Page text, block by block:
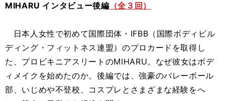
MIHARU インタビュー後編 （全３回）
日本人女性で初めて国際団体・IFBB（国際ボディビル
ディング・フィットネス連盟）のプロカードを取得し
た、プロビキニアスリートのMIHARU。なぜ彼女はボデ
ィメイクを始めたのか。後編では、強豪のバレーボール
部、いじめや不登校、コスプレとさまざまな経験をへ